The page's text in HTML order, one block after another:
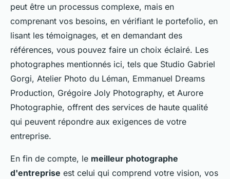
peut être un processus complexe, mais en
comprenant vos besoins, en vérifiant le portefolio, en
lisant les témoignages, et en demandant des
références, vous pouvez faire un choix éclairé. Les
photographes mentionnés ici, tels que Studio Gabriel
Gorgi, Atelier Photo du Léman, Emmanuel Dreams
Production, Grégoire Joly Photography, et Aurore
Photographie, offrent des services de haute qualité
qui peuvent répondre aux exigences de votre
entreprise.
En fin de compte, le meilleur photographe
d'entreprise est celui qui comprend votre vision, vos